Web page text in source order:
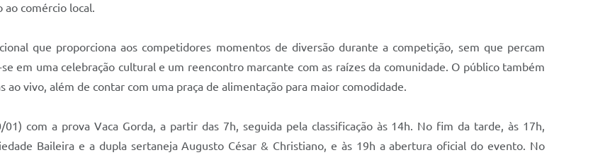
ao comércio local.
que proporciona aos competidores momentos de diversão durante a competição, sem que percam
em uma celebração cultural e um reencontro marcante com as raízes da comunidade. O público também
ao vivo, além de contar com uma praça de alimentação para maior comodidade.
com a prova Vaca Gorda, a partir das 7h, seguida pela classificação às 14h. No fim da tarde, às 17h,
Baileira e a dupla sertaneja Augusto César & Christiano, e às 19h a abertura oficial do evento. No